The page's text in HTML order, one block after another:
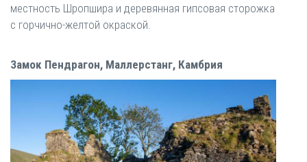
местность Шропшира и деревянная гипсовая сторожка
с горчично-желтой окраской.
Замок Пендрагон, Маллерстанг, Камбрия